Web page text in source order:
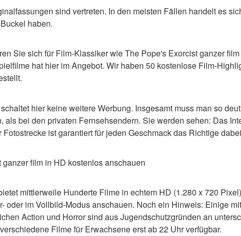
sind vertreten. In den meisten Fällen handelt es
haben.
Sie sich für Film-Klassiker wie The Pope's Exorcist ganzer
hat hier im Angebot. Wir haben 50 kostenlose Film-
hier keine weitere Werbung. Insgesamt muss man so
als bei den privaten Fernsehsendern. Sie werden sehen: Das
Fotostrecke ist garantiert für jeden Geschmack das Richtige
film in HD kostenlos anschauen
mittlerweile Hunderte Filme in echtem HD (1.280 x 720
oder im Vollbild-Modus anschauen. Noch ein Hinweis: Einige
Action und Horror sind aus Jugendschutzgründen an
Filme für Erwachsene erst ab 22 Uhr verfügbar.